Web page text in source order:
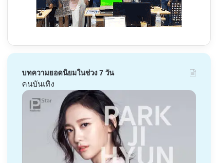
บทความยอดนิยมในช่วง 7 วัน
คนบันเทิง